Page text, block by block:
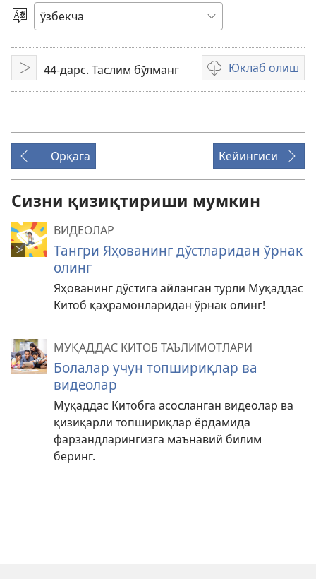
ижро
этиш
Тилни
танлаш
Тинглаш
44-дарс. Таслим бўлманг Юклаб олиш
Видео
ёзувларни
Орқага
Кейингиси
Сизни қизиқтириши мумкин
ВИДЕОЛАР
Тангри Яҳованинг дўстларидан ўрнак
олинг
Яҳованинг дўстига айланган турли Муқаддас
Китоб қаҳрамонларидан ўрнак олинг!
МУҚАДДАС КИТОБ ТАЪЛИМОТЛАРИ
Болалар учун топшириқлар ва
видеолар
Муқаддас Китобга асосланган видеолар ва
қизиқарли топшириқлар ёрдамида
фарзандларингизга маънавий билим
беринг.